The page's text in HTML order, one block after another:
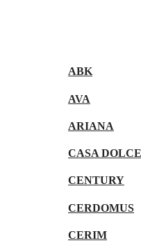
ABK
AVA
ARIANA
CASA
CENTURY
CERDOMUS
CERIM